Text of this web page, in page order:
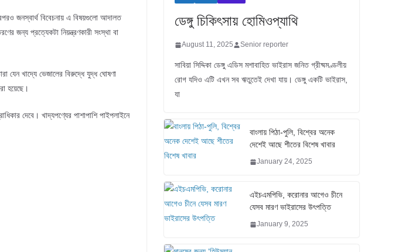
জনস্বার্থ বিবেচনায় এ বিষয়গুলো আদালত
জন্য প্রত্যেকটা নিয়ন্ত্রণকারী সংস্থা বা
যেন খাদ্যে ভেজালের বিরুদ্ধে যুদ্ধ ঘোষণা
হয়েছে।
দেবে। খাদ্যপণ্যের পাশাপাশি পাইপলাইনে
ডেঙ্গু চিকিৎসায় হোমিওপ্যাথি
August 11, 2025 Senior reporter
সাবিয়া সিদ্দিকা ডেঙ্গু এডিস মশাবাহিত ভাইরাস জনিত গ্রীষ্মমণ্ডলীয়
রোগ যদিও এটি এখন সব ঋতুতেই দেখা যায়। ডেঙ্গু একটি ভাইরাস,
যা
বাংলায় পিঠা-পুলি, বিশ্বের অনেক
দেশেই আছে শীতের বিশেষ খাবার
January 24, 2025
এইচএমপিভি, করোনার আগেও চীনে
যেসব মারণ ভাইরাসের উৎপত্তি
January 9, 2025